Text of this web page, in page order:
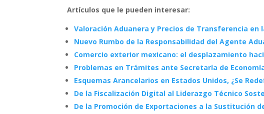
Artículos que le pueden interesar:
Valoración Aduanera y Precios de Transferencia
Nuevo Rumbo de la Responsabilidad del Agente
Comercio exterior mexicano: el desplazamiento
Problemas en Trámites ante Secretaría de
Esquemas Arancelarios en Estados Unidos, ¿Se
De la Fiscalización Digital al Liderazgo Técnico
De la Promoción de Exportaciones a la Sustitución